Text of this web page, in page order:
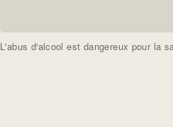
L'abus d'alcool est dangereux pour la